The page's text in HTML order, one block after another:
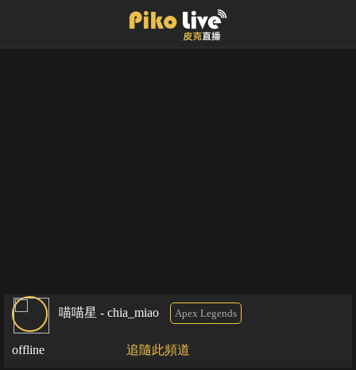
喵喵星 - chia_miao Apex Legends
offline 追隨此頻道